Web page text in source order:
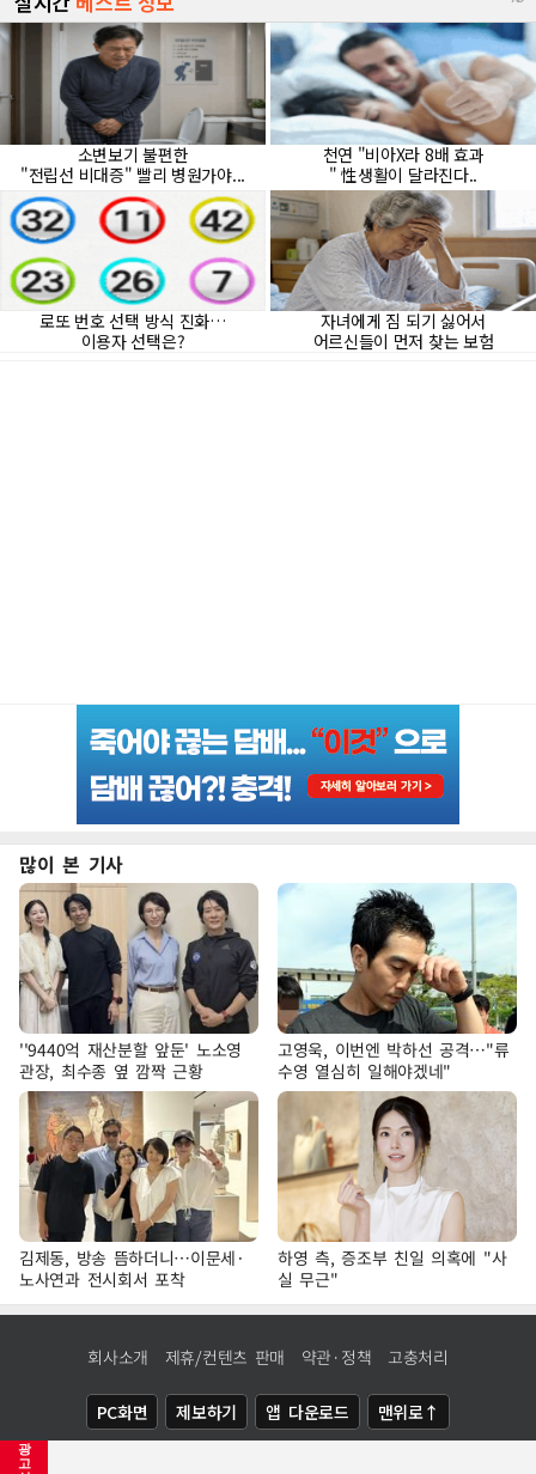
광
고
많이 본 기사
''9440억 재산분할 앞둔' 노소영
관장, 최수종 옆 깜짝 근황
고영욱, 이번엔 박하선 공격…"류
수영 열심히 일해야겠네"
김제동, 방송 뜸하더니…이문세·
노사연과 전시회서 포착
하영 측, 증조부 친일 의혹에 "사
실 무근"
회사소개 제휴/컨텐츠 판매 약관·정책 고충처리
PC화면 제보하기 앱 다운로드 맨위로↑